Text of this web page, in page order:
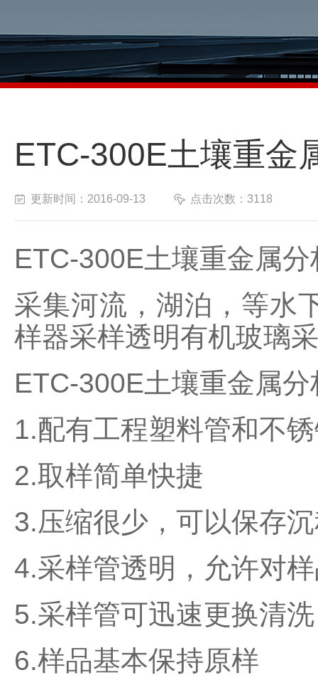
ETC-300E土壤重金
更新时间：2016-09-13 点击次数：3118
ETC-300E土壤重金属
采集河流，湖泊，等水
样器采样透明有机玻璃
ETC-300E土壤重金属
1.配有工程塑料管和不
2.取样简单快捷
3.压缩很少，可以保存
4.采样管透明，允许对
5.采样管可迅速更换清洗
6.样品基本保持原样